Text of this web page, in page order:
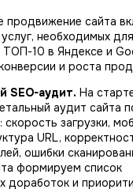
продвижение сайта
необходимых для
10 в Яндексе и
и роста
SEO-аудит. На
аудит сайта
загрузки,
URL,
ошибки
формируем список
доработок и